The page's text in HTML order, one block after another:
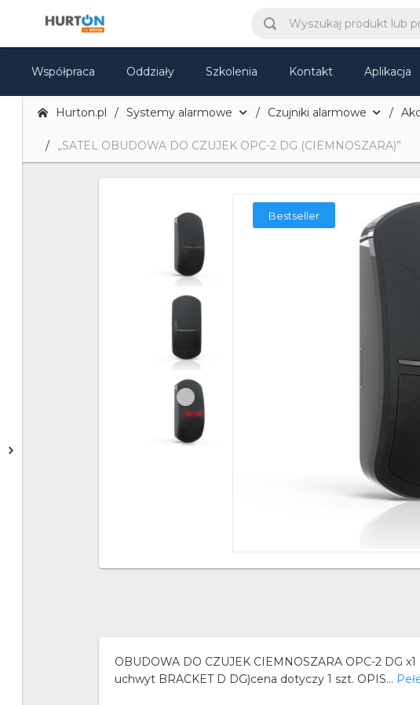
Współpraca Oddziały Szkolenia Kontakt Aplikacja
Hurton.pl Systemy alarmowe Czujniki alarmowe
„SATEL OBUDOWA DO CZUJEK OPC-2 DG (CIEMNOSZARA)”
Bestseller
OBUDOWA DO CZUJEK CIEMNOSZARA OPC-2 DG
uchwyt BRACKET D DG)cena dotyczy 1 szt. OPIS...